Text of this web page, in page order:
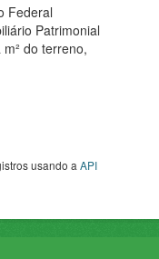
Federal
Patrimonial
do terreno,
usando aAPI